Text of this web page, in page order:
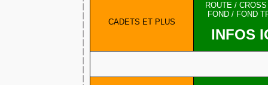
CADETS ET PLUS
ROUTE /
FOND / FOND
INFOS